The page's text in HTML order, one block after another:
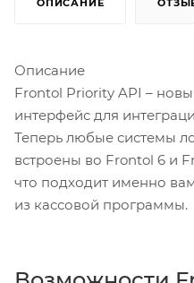
ОПИСАНИЕ
Описание
Frontol Priority API –
интерфейс для
Теперь любые системы
встроены во Frontol 6 и
что подходит именно
из кассовой программы.